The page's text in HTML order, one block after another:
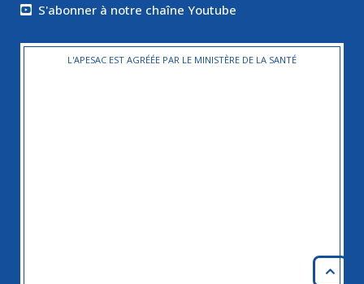
S'abonner à notre chaîne Youtube
L'APESAC EST AGRÉÉE PAR LE MINISTÈRE DE LA SANTÉ